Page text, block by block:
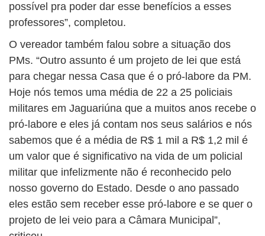
possível pra poder dar esse benefícios a esses
professores”, completou.
O vereador também falou sobre a situação dos
PMs. “Outro assunto é um projeto de lei que está
para chegar nessa Casa que é o pró-labore da PM.
Hoje nós temos uma média de 22 a 25 policiais
militares em Jaguariúna que a muitos anos recebe o
pró-labore e eles já contam nos seus salários e nós
sabemos que é a média de R$ 1 mil a R$ 1,2 mil é
um valor que é significativo na vida de um policial
militar que infelizmente não é reconhecido pelo
nosso governo do Estado. Desde o ano passado
eles estão sem receber esse pró-labore e se quer o
projeto de lei veio para a Câmara Municipal”,